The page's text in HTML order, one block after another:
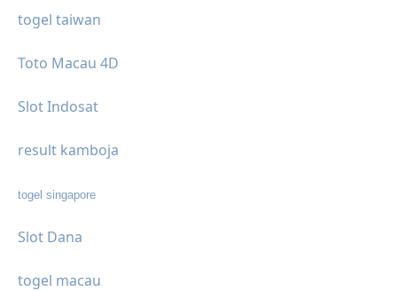
togel taiwan
Toto Macau 4D
Slot Indosat
result kamboja
togel singapore
Slot Dana
togel macau